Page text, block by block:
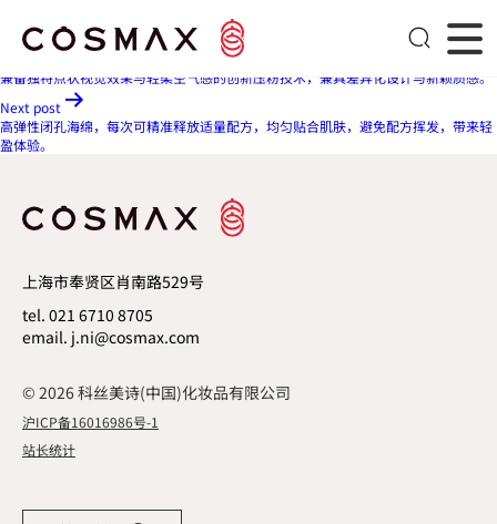
文章导航
兼备独特点状视觉效果与轻柔空气感的创新压粉技术，兼具差异化设计与新颖质感。
Next post
高弹性闭孔海绵，每次可精准释放适量配方，均匀贴合肌肤，避免配方挥发，带来轻
盈体验。
上海市奉贤区肖南路529号
tel. 021 6710 8705
email. j.ni@cosmax.com
© 2026 科丝美诗(中国)化妆品有限公司
沪ICP备16016986号-1
站长统计